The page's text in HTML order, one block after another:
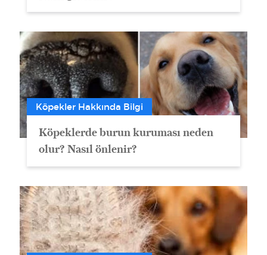
Köpekler Hakkında Bilgi
Köpeklerde burun kuruması neden
olur? Nasıl önlenir?